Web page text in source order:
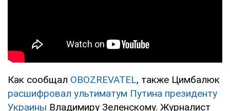
Как сообщал OBOZREVATEL, также Цимбалюк
расшифровал ультиматум Путина президенту
Украины Владимиру Зеленскому. Журналист